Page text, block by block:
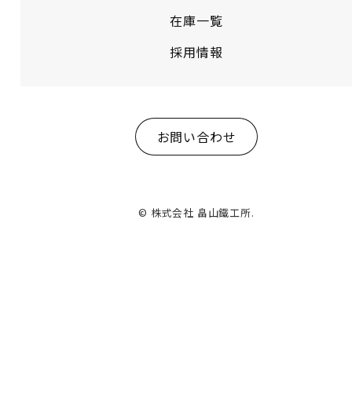
在庫一覧
採用情報
お問い合わせ
© 株式会社 畠山鐵工所.